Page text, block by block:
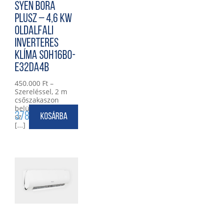
Syen Bora
Plusz – 4,6 kW
oldalfali
inverteres
klíma SOH16BO-
E32DA4B
450.000 Ft –
Szereléssel, 2 m
csőszakaszon
belül! Többszörös
sz
[...]
378 000Ft
Kosárba